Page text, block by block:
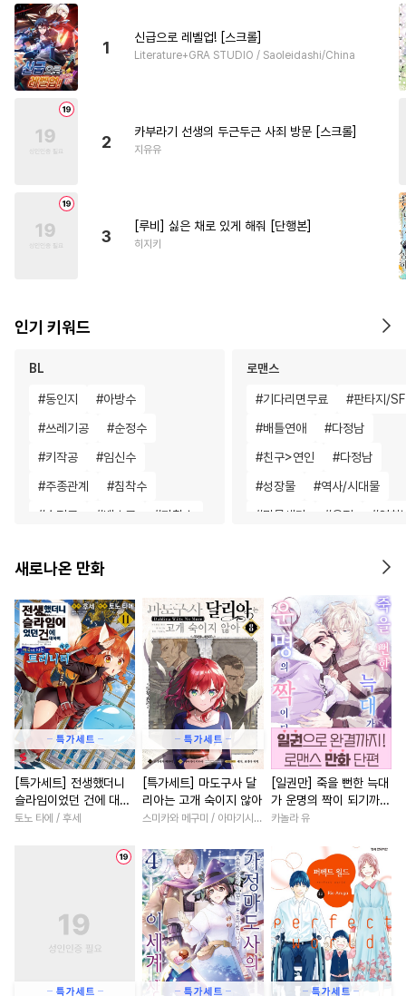
1
신급으로 레벨업! [스크롤]
Literature+GRA STUDIO / Saoleidashi/China
2
카부라기 선생의 두근두근 사죄 방문 [스크롤]
지유유
3
[루비] 싫은 채로 있게 해줘 [단행본]
히지키
인기 키워드
BL
#동인지 #아방수
#쓰레기공 #순정수
#키작공 #임신수
#주종관계 #침착수
# 순정공 #벤츠공 #까칠수
#회귀물 #변태수
#순진수 #능욕수 #장발
#대형견공 #오메가버스
#판타지 #예민수 #강공
#계략공 #민감수 #철벽수
수인 #미남수 #이세계물
#광공 #하드코어 #유혹수
#계약관계 #헌신수
#오해/착각 #성인용품
연하수
학원/캠퍼스
다정공 #유혹
감자수 #
다공일수
#초딩공
로맨스
#기다리면무료 #판타지/SF
#배틀연애 #다정남
#친구>연인 #다정남
#성장물 #역사/시대물
#명문세가 #우정 #연하
절륜
#
재벌남
짝사랑
#
오피스물 #소설원작
#
계략남 #드라마
# 연애/결혼 #계약관계
#
영혼바뀜 #힐링물
#회귀물 #섹스파트너
#
애증관계 #연애/결혼
#
일상 #소년 #평범녀
#현대물 #로맨스 #
# 철벽남 #현대물 #무심
#개그/코믹 # 인외존재
# 친구 #후회녀 #복수
#게임 #학원/캠퍼스
새로나온 만화
[특가세트] 전생했더니
슬라임이었던 건에 대하
여 이문 : 마국에 사는 트
토노 타에 / 후세
[특가세트] 마도구사 달
리아는 고개 숙이지 않아
스미카와 메구미 / 아마기시 히사야
[일권만] 죽을 뻔한 늑대
가 운명의 짝이 되기까지
[단행본]
카놀라 유